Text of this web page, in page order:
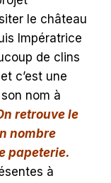
le château
Impératrice
de clins
c’est une
nom à
retrouve le
nombre
papeterie.
à